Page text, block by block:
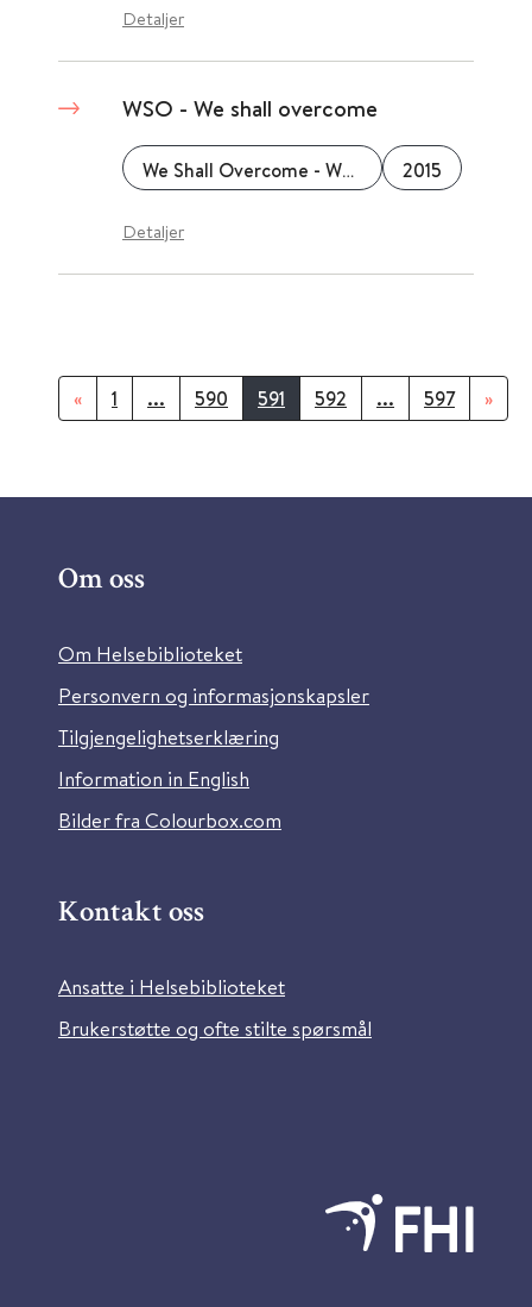
Detaljer
WSO - We shall overcome
We Shall Overcome - WSO 2015
Detaljer
« 1 ... 590 591 592 ... 597 »
Om oss
Om Helsebiblioteket
Personvern og informasjonskapsler
Tilgjengelighetserklæring
Information in English
Bilder fra Colourbox.com
Kontakt oss
Ansatte i Helsebiblioteket
Brukerstøtte og ofte stilte spørsmål